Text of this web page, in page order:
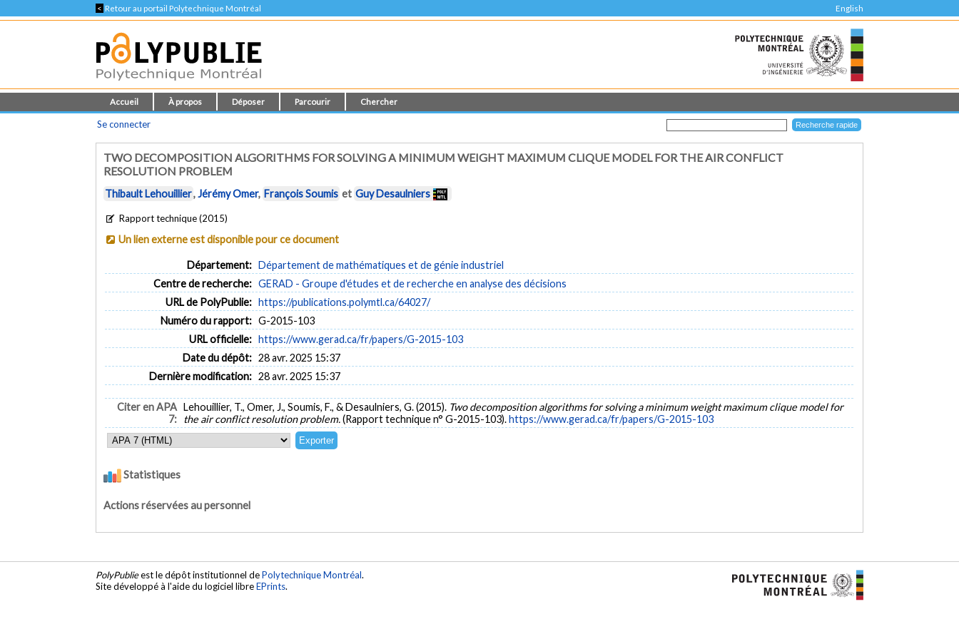
< Retour au portail Polytechnique Montréal English
Accueil À propos Déposer Parcourir Chercher
Se connecter
TWO DECOMPOSITION ALGORITHMS FOR SOLVING A MINIMUM WEIGHT MAXIMUM CLIQUE MODEL FOR THE AIR CONFLICT
RESOLUTION PROBLEM
Thibault Lehouillier,Jérémy Omer, François Soumis et Guy Desaulniers
Rapport technique (2015)
Un lien externe est disponible pour ce document
Département: Département de mathématiques et de génie industriel
Centre de recherche: GERAD - Groupe d'études et de recherche en analyse des décisions
URL de PolyPublie: https://publications.polymtl.ca/64027/
Numéro du rapport: G-2015-103
URL officielle: https://www.gerad.ca/fr/papers/G-2015-103
Date du dépôt: 28 avr. 2025 15:37
Dernière modification: 28 avr. 2025 15:37
Citer en APA
7:
Lehouillier, T., Omer, J., Soumis, F., & Desaulniers, G. (2015). Two decomposition algorithms for solving a minimum weight maximum clique model for
the air conflict resolution problem.(Rapport technique n° G-2015-103).https://www.gerad.ca/fr/papers/G-2015-103
Statistiques
Actions réservées au personnel
PolyPublieest le dépôt institutionnel dePolytechnique Montréal.
Site développé à l'aide du logiciel libreEPrints.